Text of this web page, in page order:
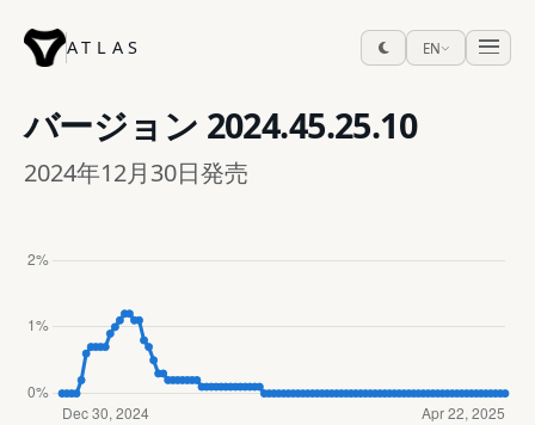
ATLAS EN
バージョン 2024.45.25.10
2024年12月30日発売